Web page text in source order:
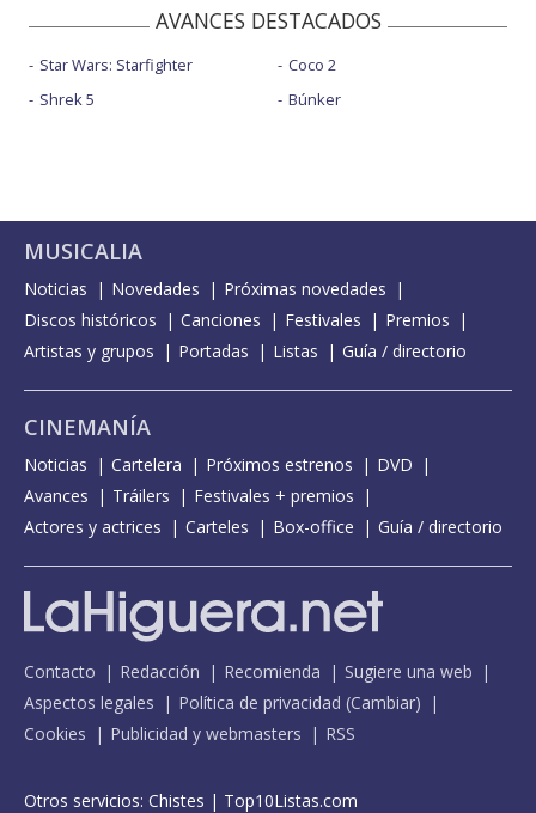
AVANCES DESTACADOS
Star Wars: Starfighter
Shrek 5
Coco 2
Búnker
MUSICALIA
Noticias Novedades
Próximas novedades
Discos históricos
Canciones Festivales
Premios
Artistas y grupos
Portadas Listas Guía / directorio
CINEMANÍA
Noticias Cartelera Próximos estrenos
DVD
Avances
Tráilers
Festivales + premios
Actores y actrices
Carteles Box-office Guía / directorio
Contacto Redacción Recomienda
Sugiere una web
Aspectos legales
Política de privacidad (Cambiar)
Cookies
Publicidad y webmasters RSS
Otros servicios: Chistes | Top10Listas.com